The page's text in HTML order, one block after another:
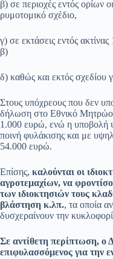
β) σε περιοχές εντός ορίων
ρυμοτομικό σχέδιο,
γ) σε εκτάσεις εντός
β)
δ) καθώς και εκτός σχεδίου
Στους υπόχρεους που δεν
δήλωση στο Εθνικό Μητρώο
1.000 ευρώ, ενώ η υποβολή
ποινή φυλάκισης και με
54.000 ευρώ.
Επίσης, καλούνται οι
αγροτεμαχίων, να
των ιδιοκτησιών τους
βλάστηση κ.λπ., τα οποία
δυσχεραίνουν την
Σε αντίθετη περίπτωση, ο
επιφυλασσόμενος για την